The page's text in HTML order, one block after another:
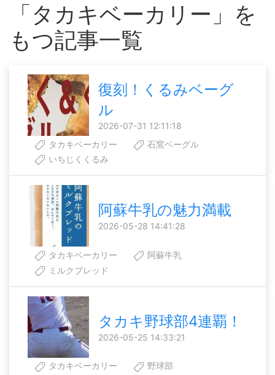
「タカキベーカリー」を
もつ記事一覧
復刻！くるみベーグ
ル
2026-07-31 12:11:18
タカキベーカリー
石窯ベーグル
いちじくくるみ
阿蘇牛乳の魅力満載
2026-05-28 14:41:28
タカキベーカリー
阿蘇牛乳
ミルクブレッド
タカキ野球部4連覇！
2026-05-25 14:33:21
タカキベーカリー
野球部